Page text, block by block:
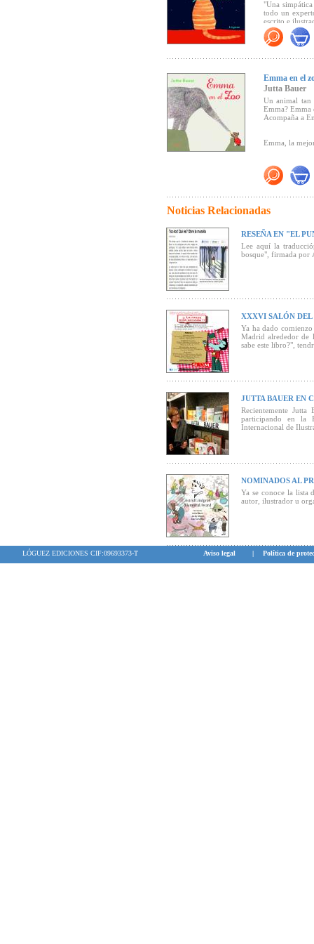
"Una
todo un
escrito e
Haz clic aquí
Emma en el
Jutta Bauer
Un animal tan
Emma? Emma
Acompaña a
Emma, la
Noticias Relacionadas
RESEÑA EN "EL
Lee aquí la
bosque", firmada por
XXXVI SALÓN
Ya ha dado
Madrid alrededor de
sabe este libro?",
JUTTA BAUER EN
Recientemente
participando en la
Internacional de
NOMINADOS AL
Ya se conoce la lista
autor, ilustrador u
LÓGUEZ EDICIONES CIF:09693373-T Aviso legal | Política de